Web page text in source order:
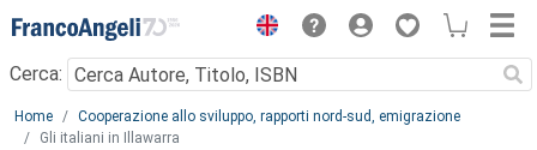
Menu
Cerca:
Main content
Home
Cooperazione allo sviluppo, rapporti nord-sud, emigrazione
Gli italiani in Illawarra